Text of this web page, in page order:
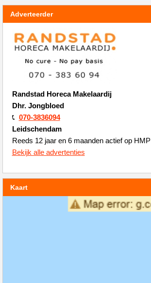
Adverteerder
Randstad Horeca Makelaardij
Dhr. Jongbloed
070-3836094
Leidschendam
Reeds 12 jaar en 6 maanden actief op HMP
Bekijk alle advertenties
Kaart